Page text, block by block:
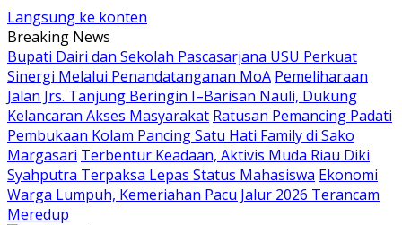
Langsung ke konten
Breaking News
Bupati Dairi dan Sekolah Pascasarjana USU Perkuat
Sinergi Melalui Penandatanganan MoA Pemeliharaan
Jalan Jrs. Tanjung Beringin I–Barisan Nauli, Dukung
Kelancaran Akses Masyarakat Ratusan Pemancing Padati
Pembukaan Kolam Pancing Satu Hati Family di Sako
Margasari Terbentur Keadaan, Aktivis Muda Riau Diki
Syahputra Terpaksa Lepas Status Mahasiswa Ekonomi
Warga Lumpuh, Kemeriahan Pacu Jalur 2026 Terancam
Meredup